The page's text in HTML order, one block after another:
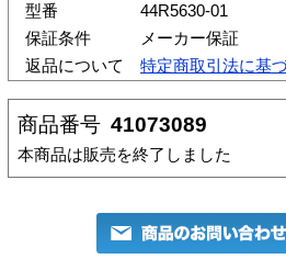
型番
44R5630-01
保証条件
メーカー保証
返品について
特定商取引法に基
商品番号 41073089
本商品は販売を終了しました